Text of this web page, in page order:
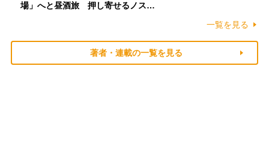
場」へと昼酒旅 押し寄せるノス…
一覧を見る
著者・連載の一覧を見る